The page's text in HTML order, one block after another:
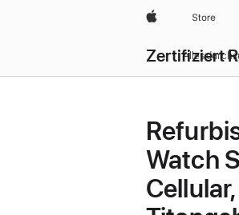
Apple Store
Zertifiziert
Alles
Watch